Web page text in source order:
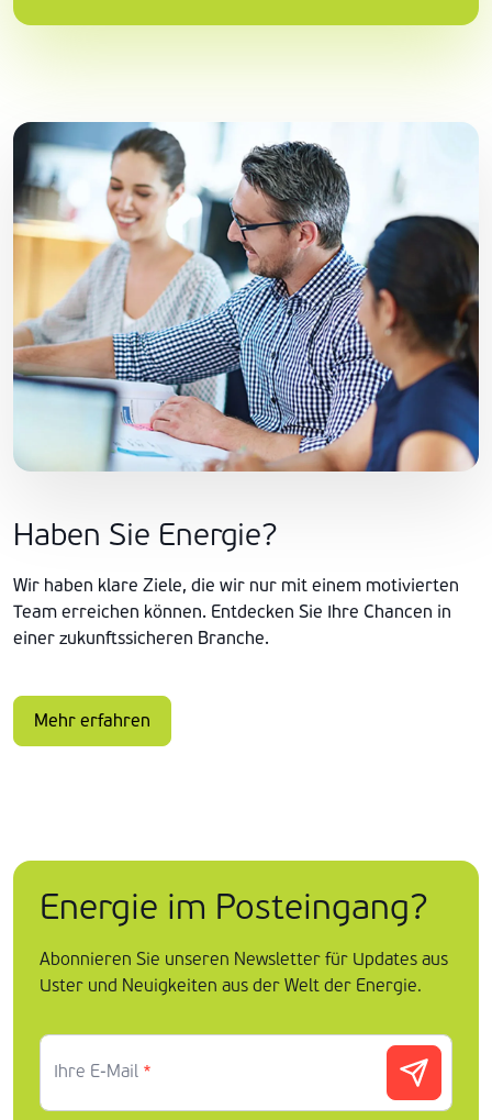
Haben Sie Energie?
Wir haben klare Ziele, die wir nur mit einem motivierten
Team erreichen können. Entdecken Sie Ihre Chancen in
einer zukunftssicheren Branche.
Mehr erfahren
Energie im Posteingang?
Abonnieren Sie unseren Newsletter für Updates aus
Uster und Neuigkeiten aus der Welt der Energie.
Ihre E-Mail *